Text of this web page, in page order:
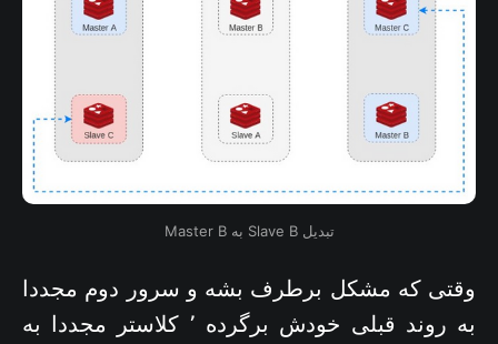
تبدیل Slave B به Master B
وقتی که مشکل برطرف بشه و سرور دوم مجددا
به روند قبلی خودش برگرده ٬ کلاستر مجددا به